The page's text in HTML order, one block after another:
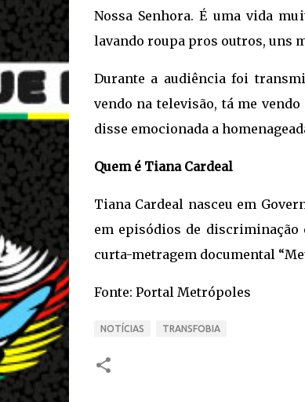
Nossa Senhora. É uma vida
lavando roupa pros outros, uns
Durante a audiência foi
vendo na televisão, tá me
disse emocionada a
Quem é Tiana Cardeal
Tiana Cardeal nasceu em
em episódios de discriminação
curta-metragem documental
Fonte: Portal Metrópoles
NOTÍCIAS TRANSFOBIA